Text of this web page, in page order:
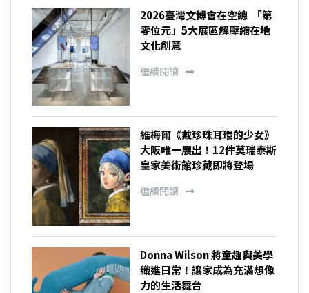
2026臺灣文博會在空總 「第
零位元」5大展區解壓縮在地
文化創意
繼續閱讀
維梅爾《戴珍珠耳環的少女》
大阪唯一展出！12件莫瑞泰斯
皇家美術館珍藏即將登場
繼續閱讀
Donna Wilson 將童趣與美學
織進日常！讓家成為充滿想像
力的生活舞台